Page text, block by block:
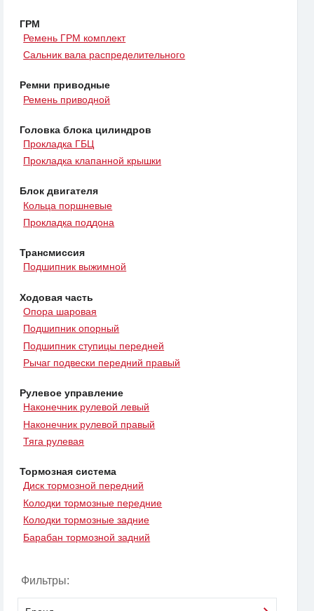
ГРМ
Ремень ГРМ комплект
Сальник вала распределительного
Ремни приводные
Ремень приводной
Головка блока цилиндров
Прокладка ГБЦ
Прокладка клапанной крышки
Блок двигателя
Кольца поршневые
Прокладка поддона
Трансмиссия
Подшипник выжимной
Ходовая часть
Опора шаровая
Подшипник опорный
Подшипник ступицы передней
Рычаг подвески передний правый
Рулевое управление
Наконечник рулевой левый
Наконечник рулевой правый
Тяга рулевая
Тормозная система
Диск тормозной передний
Колодки тормозные передние
Колодки тормозные задние
Барабан тормозной задний
Фильтры: